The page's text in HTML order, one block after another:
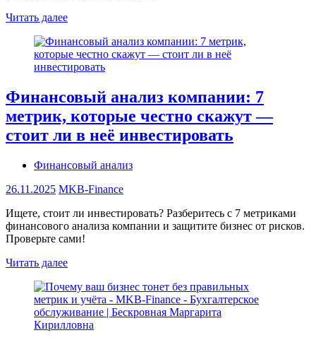
Читать далее
Финансовый анализ компании: 7
метрик, которые честно скажут —
стоит ли в неё инвестировать
Финансовый анализ
26.11.2025 MKB-Finance
Ищете, стоит ли инвестировать? Разберитесь с 7 метриками
финансового анализа компании и защитите бизнес от рисков.
Проверьте сами!
Читать далее